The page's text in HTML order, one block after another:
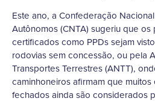
Este ano, a Confederação
Autônomos (CNTA) sugeriu que os
certificados como PPDs sejam
rodovias sem concessão, ou pela
Transportes Terrestres (ANTT),
caminhoneiros afirmam que
fechados ainda são considerados